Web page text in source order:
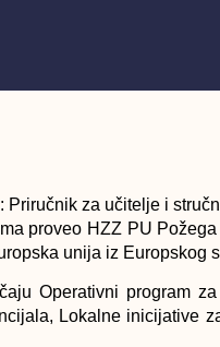
za učitelje i
proveo HZZ PU
unija iz Europskog
Operativni program
Lokalne inicijative